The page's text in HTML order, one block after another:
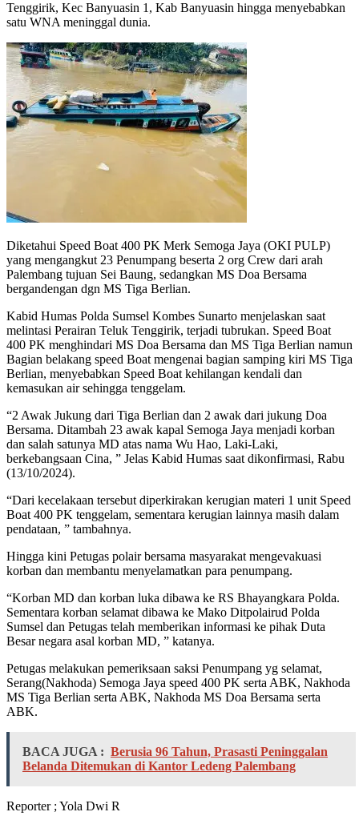
Tenggirik, Kec Banyuasin 1, Kab Banyuasin hingga menyebabkan
satu WNA meninggal dunia.
Diketahui Speed Boat 400 PK Merk Semoga Jaya (OKI PULP)
yang mengangkut 23 Penumpang beserta 2 org Crew dari arah
Palembang tujuan Sei Baung, sedangkan MS Doa Bersama
bergandengan dgn MS Tiga Berlian.
Kabid Humas Polda Sumsel Kombes Sunarto menjelaskan saat
melintasi Perairan Teluk Tenggirik, terjadi tubrukan. Speed Boat
400 PK menghindari MS Doa Bersama dan MS Tiga Berlian namun
Bagian belakang speed Boat mengenai bagian samping kiri MS Tiga
Berlian, menyebabkan Speed Boat kehilangan kendali dan
kemasukan air sehingga tenggelam.
“2 Awak Jukung dari Tiga Berlian dan 2 awak dari jukung Doa
Bersama. Ditambah 23 awak kapal Semoga Jaya menjadi korban
dan salah satunya MD atas nama Wu Hao, Laki-Laki,
berkebangsaan Cina, ” Jelas Kabid Humas saat dikonfirmasi, Rabu
(13/10/2024).
“Dari kecelakaan tersebut diperkirakan kerugian materi 1 unit Speed
Boat 400 PK tenggelam, sementara kerugian lainnya masih dalam
pendataan, ” tambahnya.
Hingga kini Petugas polair bersama masyarakat mengevakuasi
korban dan membantu menyelamatkan para penumpang.
“Korban MD dan korban luka dibawa ke RS Bhayangkara Polda.
Sementara korban selamat dibawa ke Mako Ditpolairud Polda
Sumsel dan Petugas telah memberikan informasi ke pihak Duta
Besar negara asal korban MD, ” katanya.
Petugas melakukan pemeriksaan saksi Penumpang yg selamat,
Serang(Nakhoda) Semoga Jaya speed 400 PK serta ABK, Nakhoda
MS Tiga Berlian serta ABK, Nakhoda MS Doa Bersama serta
ABK.
BACA JUGA : Berusia 96 Tahun, Prasasti Peninggalan
Belanda Ditemukan di Kantor Ledeng Palembang
Reporter ; Yola Dwi R